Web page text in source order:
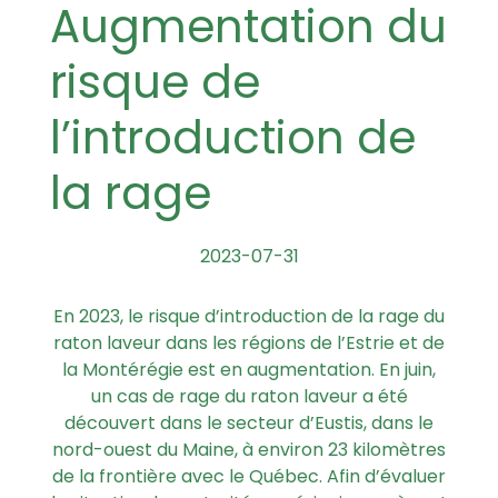
Augmentation du
risque de
l’introduction de
la rage
2023-07-31
En 2023, le risque d’introduction de la rage du
raton laveur dans les régions de l’Estrie et de
la Montérégie est en augmentation. En juin,
un cas de rage du raton laveur a été
découvert dans le secteur d’Eustis, dans le
nord-ouest du Maine, à environ 23 kilomètres
de la frontière avec le Québec. Afin d’évaluer